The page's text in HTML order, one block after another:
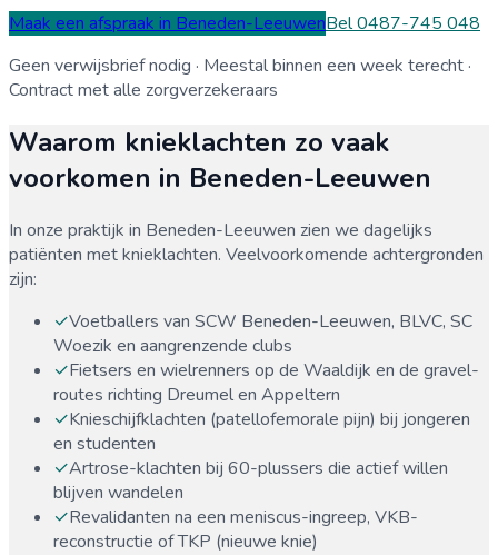
Maak een afspraak in Beneden-LeeuwenBel 0487-745 048
Geen verwijsbrief nodig · Meestal binnen een week terecht ·
Contract met alle zorgverzekeraars
Waarom knieklachten zo vaak
voorkomen in Beneden-Leeuwen
In onze praktijk in Beneden-Leeuwen zien we dagelijks
patiënten metknieklachten. Veelvoorkomende achtergronden
zijn:
✓Voetballers van SCW Beneden-Leeuwen, BLVC, SC
Woezik en aangrenzende clubs
✓Fietsers en wielrenners op de Waaldijk en de gravel-
routes richting Dreumel en Appeltern
✓Knieschijfklachten (patellofemorale pijn) bij jongeren
en studenten
✓Artrose-klachten bij 60-plussers die actief willen
blijven wandelen
✓Revalidanten na een meniscus-ingreep, VKB-
reconstructie of TKP (nieuwe knie)